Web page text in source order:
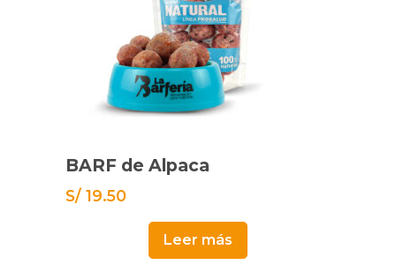
BARF de Alpaca
S/ 19.50
Leer más